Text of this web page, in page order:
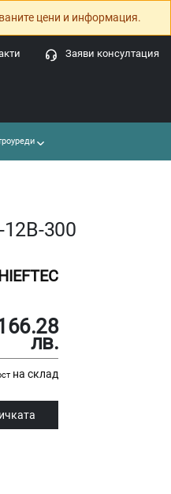
цени и информация.
Заяви консултация
300
лв.
на склад